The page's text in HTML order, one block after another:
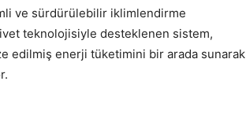
ve sürdürülebilir iklimlendirme
teknolojisiyle desteklenen sistem,
edilmiş enerji tüketimini bir arada sunarak